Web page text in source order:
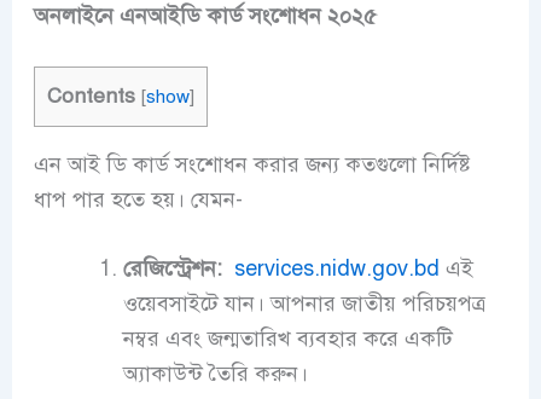
অনলাইনে এনআইডি কার্ড সংশোধন ২০২৫
Contents [show]
এন আই ডি কার্ড সংশোধন করার জন্য কতগুলো নির্দিষ্ট
ধাপ পার হতে হয়। যেমন-
রেজিস্ট্রেশন: services.nidw.gov.bd এই
ওয়েবসাইটে যান। আপনার জাতীয় পরিচয়পত্র
নম্বর এবং জন্মতারিখ ব্যবহার করে একটি
অ্যাকাউন্ট তৈরি করুন।